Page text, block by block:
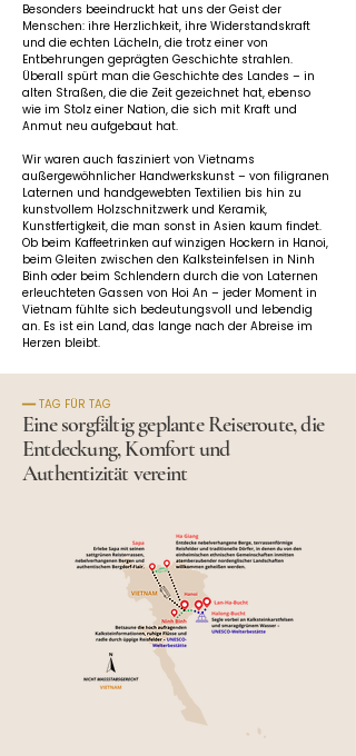
Besonders beeindruckt hat uns der Geist der
Menschen: ihre Herzlichkeit, ihre Widerstandskraft
und die echten Lächeln, die trotz einer von
Entbehrungen geprägten Geschichte strahlen.
Überall spürt man die Geschichte des Landes – in
alten Straßen, die die Zeit gezeichnet hat, ebenso
wie im Stolz einer Nation, die sich mit Kraft und
Anmut neu aufgebaut hat.
Wir waren auch fasziniert von Vietnams
außergewöhnlicher Handwerkskunst – von filigranen
Laternen und handgewebten Textilien bis hin zu
kunstvollem Holzschnitzwerk und Keramik,
Kunstfertigkeit, die man sonst in Asien kaum findet.
Ob beim Kaffeetrinken auf winzigen Hockern in Hanoi,
beim Gleiten zwischen den Kalksteinfelsen in Ninh
Binh oder beim Schlendern durch die von Laternen
erleuchteten Gassen von Hoi An – jeder Moment in
Vietnam fühlte sich bedeutungsvoll und lebendig
an. Es ist ein Land, das lange nach der Abreise im
Herzen bleibt.
━━ TAG FÜR TAG
Eine sorgfältig geplante Reiseroute, die
Entdeckung, Komfort und
Authentizität vereint